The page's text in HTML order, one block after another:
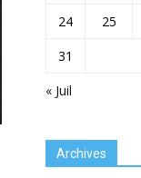
« Juil
24
25
31
Archives